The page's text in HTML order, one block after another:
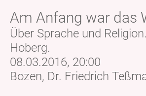
Am Anfang war das
Über Sprache und
Hoberg.
08.03.2016, 20:00
Bozen, Dr. Friedrich